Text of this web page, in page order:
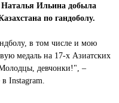
Наталья Ильина добыла
по гандоболу.
в том числе и мою
медаль на 17-х Азиатских
девчонки!", –
Instagram.